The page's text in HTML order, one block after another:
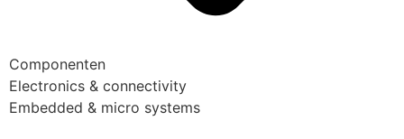
Componenten
Electronics & connectivity
Embedded & micro systems